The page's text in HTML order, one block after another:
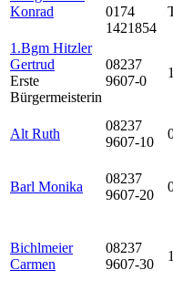
Konrad
0174
1421854
1.Bgm Hitzler
Gertrud
Erste
Bürgermeisterin
08237
9607-0
Alt Ruth
08237
9607-10
Barl Monika
08237
9607-20
Bichlmeier
Carmen
08237
9607-30